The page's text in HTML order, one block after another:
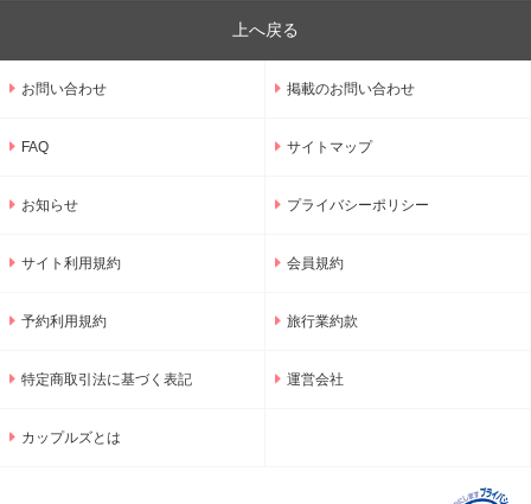
上へ戻る
お問い合わせ 掲載のお問い合わせ
FAQ サイトマップ
お知らせ プライバシーポリシー
サイト利用規約 会員規約
予約利用規約 旅行業約款
特定商取引法に基づく表記 運営会社
カップルズとは